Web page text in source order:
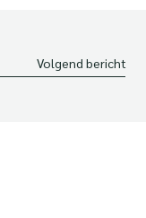
Volgend bericht